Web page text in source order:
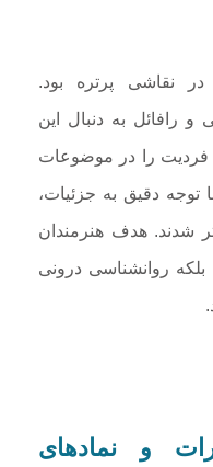
نقاشی پرتره بود.
و رافائل به دنبال این
فردیت را در موضوعات
توجه دقیق به جزئیات،
شدند. هدف هنرمندان
بلکه روانشناسی درونی
و نمادهای